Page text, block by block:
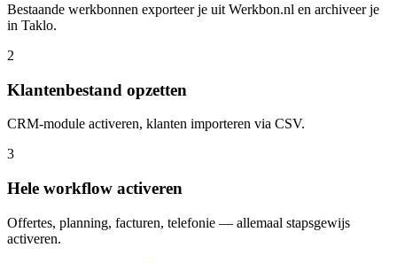
Bestaande werkbonnen exporteer je uit Werkbon.nl en archiveer je
in Taklo.
2
Klantenbestand opzetten
CRM-module activeren, klanten importeren via CSV.
3
Hele workflow activeren
Offertes, planning, facturen, telefonie — allemaal stapsgewijs
activeren.